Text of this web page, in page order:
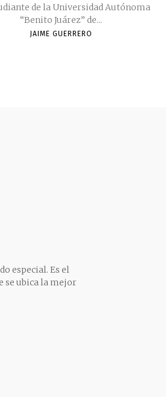
de la Universidad Autónoma
“Benito Juárez” de...
JAIME GUERRERO
especial. Es el
se ubica la mejor